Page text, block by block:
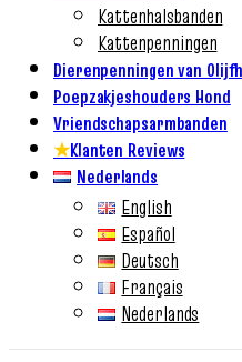
Kattenhalsbanden
Kattenpenningen
Dierenpenningen van
Poepzakjeshouders Hond
Vriendschapsarmbanden
★Klanten Reviews
Nederlands
English
Español
Deutsch
Français
Nederlands